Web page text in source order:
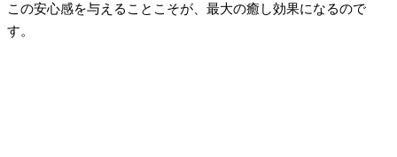
この安心感を与えることこそが、最大の癒し効果になるので
す。